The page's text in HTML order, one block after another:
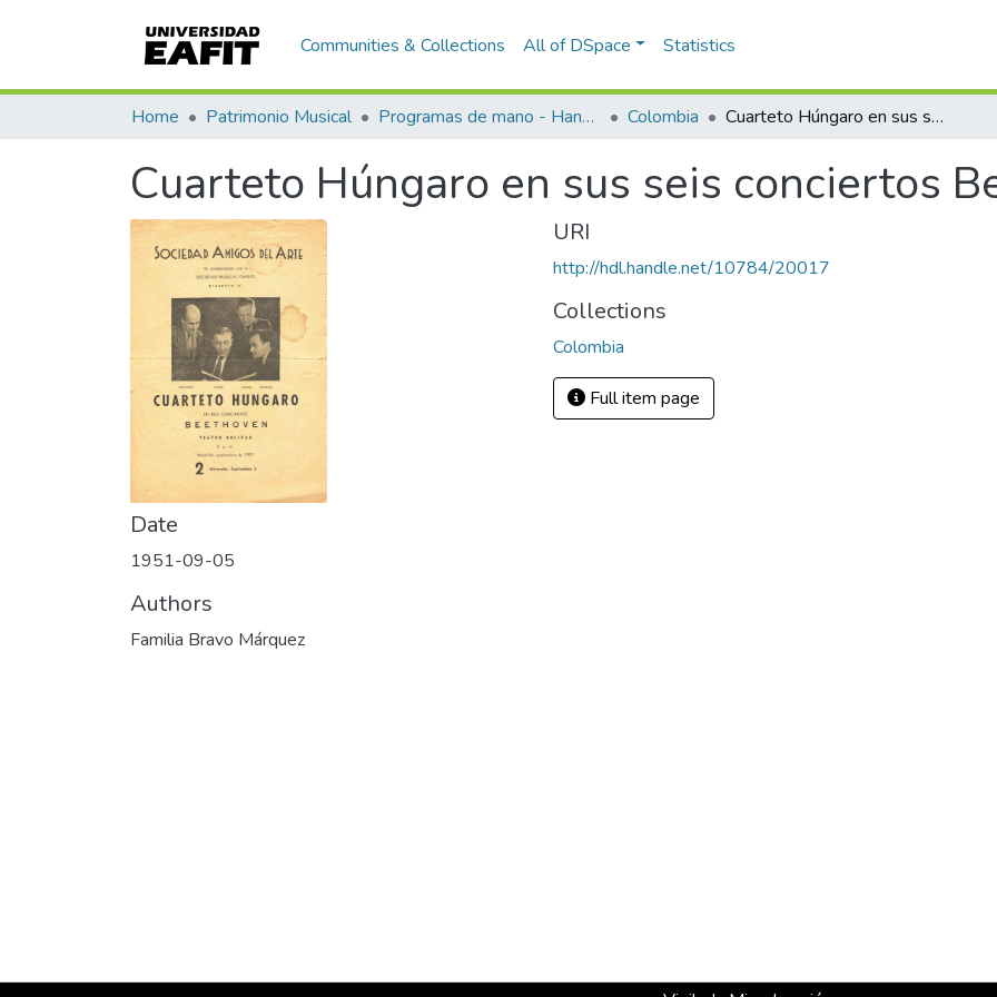
Communities & Collections All of DSpace Statistics
Home Patrimonio Musical Programas de mano - Hand programs Colombia Cuarteto Húngaro en sus seis conciertos Beethoven. 2
Cuarteto Húngaro en sus seis conciertos
Date
1951-09-05
Authors
Familia Bravo Márquez
URI
http://hdl.handle.net/10784/20017
Collections
Colombia
Full item page